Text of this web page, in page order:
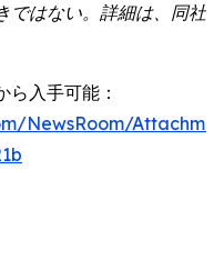
ではない。詳細は、同社
入手可能：
NewsRoom/